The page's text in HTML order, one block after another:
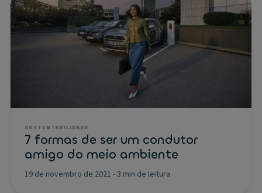
SUSTENTABILIDADE
7 formas de ser um condutor
amigo do meio ambiente
19 de novembro de 2021 -3 min de leitura